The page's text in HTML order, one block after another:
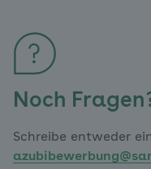
Noch
Schreibe entweder